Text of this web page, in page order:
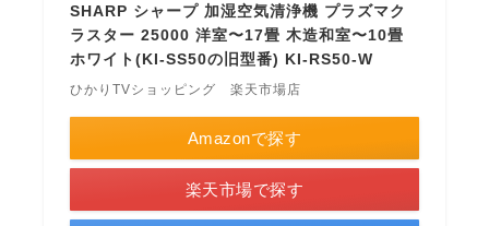
SHARP シャープ 加湿空気清浄機 プラズマク
ラスター 25000 洋室〜17畳 木造和室〜10畳
ホワイト(KI-SS50の旧型番) KI-RS50-W
ひかりTVショッピング 楽天市場店
Amazonで探す
楽天市場で探す